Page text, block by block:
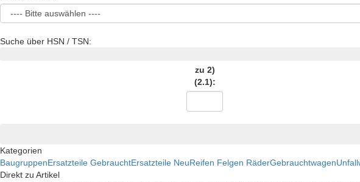
Suche über HSN / TSN:
zu 2)
(2.1):
Kategorien
BaugruppenErsatzteile GebrauchtErsatzteile NeuReifen Felgen RäderGebrauchtwagen
Direkt zu Artikel